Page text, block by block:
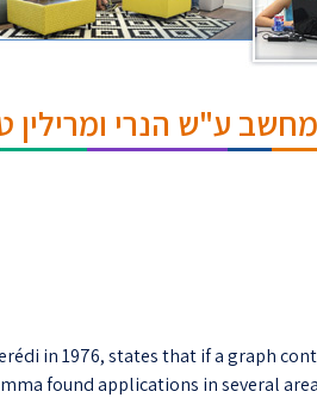
ע"ש הנרי ומרילין
in 1976, states that if a graph
found applications in several